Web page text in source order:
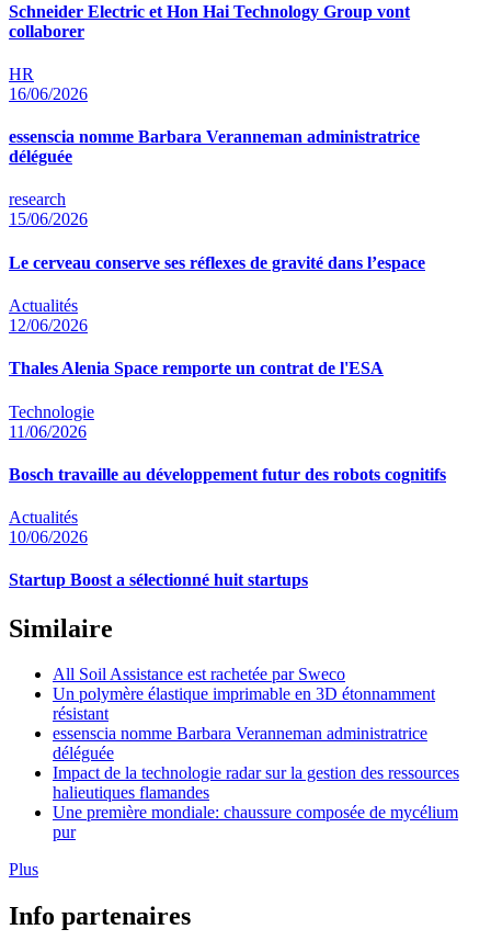
Schneider Electric et Hon Hai Technology Group vont
collaborer
HR
16/06/2026
essenscia nomme Barbara Veranneman administratrice
déléguée
research
15/06/2026
Le cerveau conserve ses réflexes de gravité dans l’espace
Actualités
12/06/2026
Thales Alenia Space remporte un contrat de l'ESA
Technologie
11/06/2026
Bosch travaille au développement futur des robots cognitifs
Actualités
10/06/2026
Startup Boost a sélectionné huit startups
Similaire
All Soil Assistance est rachetée par Sweco
Un polymère élastique imprimable en 3D étonnamment
résistant
essenscia nomme Barbara Veranneman administratrice
déléguée
Impact de la technologie radar sur la gestion des ressources
halieutiques flamandes
Une première mondiale: chaussure composée de mycélium
pur
Plus
Info partenaires